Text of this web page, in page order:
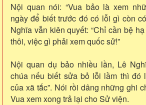
Nội quan nói: “Vua bảo là xem
ngày để biết trước đó có lỗi gì còn
Nghĩa vẫn kiên quyết: “Chỉ cần bệ
thôi, việc gì phải xem quốc sử!”
Nội quan dụ bảo nhiều lần, Lê
chúa nếu biết sửa bỏ lỗi lầm thì đó
của xã tắc”. Nói rồi dâng những ghi
Vua xem xong trả lại cho Sử viện.